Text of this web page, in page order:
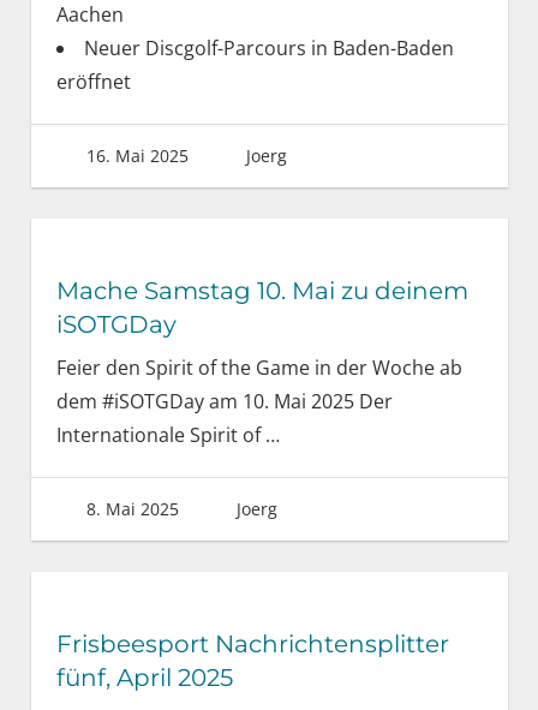
Aachen
Neuer Discgolf-Parcours in Baden-Baden
eröffnet
16. Mai 2025 Joerg
Mache Samstag 10. Mai zu deinem
iSOTGDay
Feier den Spirit of the Game in der Woche ab
dem #iSOTGDay am 10. Mai 2025 Der
Internationale Spirit of…
8. Mai 2025 Joerg
Frisbeesport Nachrichtensplitter
fünf, April 2025